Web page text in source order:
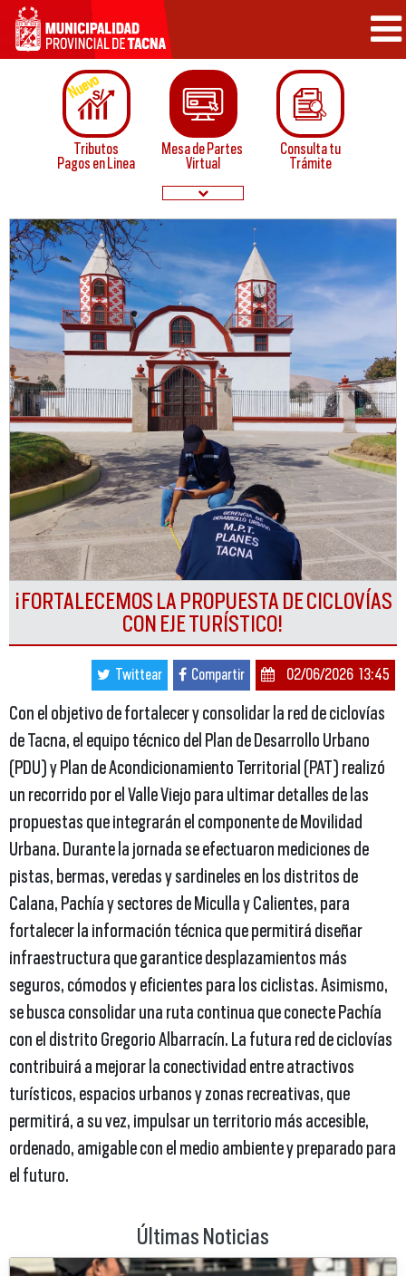
Nuevo
Tributos
Pagos en Linea
Mesa de Partes
Virtual
Consulta tu
Trámite
Convocatorias
Papeletas de
Infraccion
Normatividad
Buzón de
Sugerencias
Servicios
en linea
¡FORTALECEMOS LA PROPUESTA DE CICLOVÍAS
CON EJE TURÍSTICO!
Twittear Compartir 02/06/2026 13:45
Con el objetivo de fortalecer y consolidar la red de ciclovías
de Tacna, el equipo técnico del Plan de Desarrollo Urbano
(PDU) y Plan de Acondicionamiento Territorial (PAT) realizó
un recorrido por el Valle Viejo para ultimar detalles de las
propuestas que integrarán el componente de Movilidad
Urbana. Durante la jornada se efectuaron mediciones de
pistas, bermas, veredas y sardineles en los distritos de
Calana, Pachía y sectores de Miculla y Calientes, para
fortalecer la información técnica que permitirá diseñar
infraestructura que garantice desplazamientos más
seguros, cómodos y eficientes para los ciclistas. Asimismo,
se busca consolidar una ruta continua que conecte Pachía
con el distrito Gregorio Albarracín. La futura red de ciclovías
contribuirá a mejorar la conectividad entre atractivos
turísticos, espacios urbanos y zonas recreativas, que
permitirá, a su vez, impulsar un territorio más accesible,
ordenado, amigable con el medio ambiente y preparado para
el futuro.
Últimas Noticias